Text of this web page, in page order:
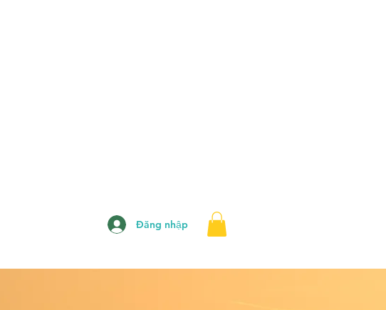
Đăng nhập